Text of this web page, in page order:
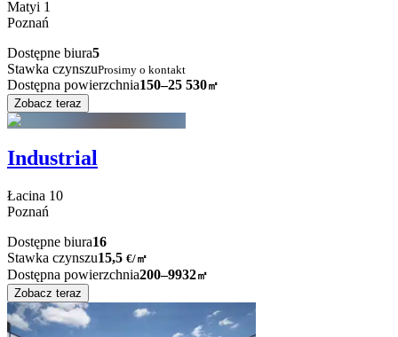
Matyi 1
Poznań
Dostępne biura5
Stawka czynszuProsimy o kontakt
Dostępna powierzchnia150–25 530㎡
Zobacz teraz
Industrial
Łacina 10
Poznań
Dostępne biura16
Stawka czynszu15,5 €/㎡
Dostępna powierzchnia200–9932㎡
Zobacz teraz